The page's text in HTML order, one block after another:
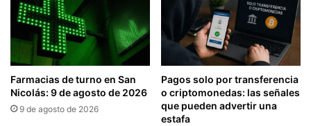
Farmacias de turno en San
Nicolás: 9 de agosto de 2026
9 de agosto de 2026
Pagos solo por transferencia
o criptomonedas: las señales
que pueden advertir una
estafa